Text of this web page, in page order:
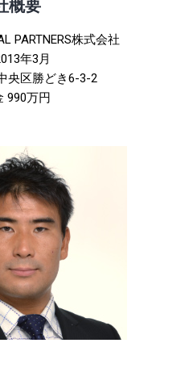
概要
PARTNERS株式会社
年3月
央区勝どき6-3-2
990万円